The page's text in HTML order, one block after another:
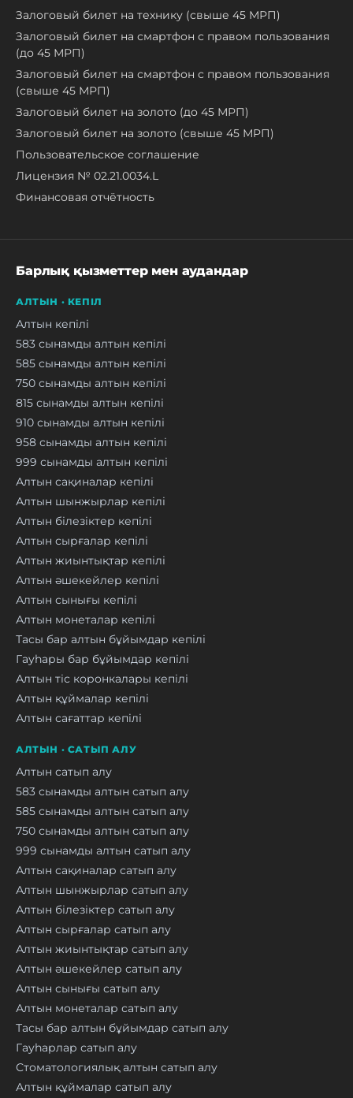
Залоговый билет на технику (свыше 45 МРП)
Залоговый билет на смартфон с правом пользования
(до 45 МРП)
Залоговый билет на смартфон с правом пользования
(свыше 45 МРП)
Залоговый билет на золото (до 45 МРП)
Залоговый билет на золото (свыше 45 МРП)
Пользовательское соглашение
Лицензия № 02.21.0034.L
Финансовая отчётность
Барлық қызметтер мен аудандар
АЛТЫН · КЕПІЛ
Алтын кепілі
583 сынамды алтын кепілі
585 сынамды алтын кепілі
750 сынамды алтын кепілі
815 сынамды алтын кепілі
910 сынамды алтын кепілі
958 сынамды алтын кепілі
999 сынамды алтын кепілі
Алтын сақиналар кепілі
Алтын шынжырлар кепілі
Алтын білезіктер кепілі
Алтын сырғалар кепілі
Алтын жиынтықтар кепілі
Алтын әшекейлер кепілі
Алтын сынығы кепілі
Алтын монеталар кепілі
Тасы бар алтын бұйымдар кепілі
Гауһары бар бұйымдар кепілі
Алтын тіс коронкалары кепілі
Алтын құймалар кепілі
Алтын сағаттар кепілі
АЛТЫН · САТЫП АЛУ
Алтын сатып алу
583 сынамды алтын сатып алу
585 сынамды алтын сатып алу
750 сынамды алтын сатып алу
999 сынамды алтын сатып алу
Алтын сақиналар сатып алу
Алтын шынжырлар сатып алу
Алтын білезіктер сатып алу
Алтын сырғалар сатып алу
Алтын жиынтықтар сатып алу
Алтын әшекейлер сатып алу
Алтын сынығы сатып алу
Алтын монеталар сатып алу
Тасы бар алтын бұйымдар сатып алу
Гауһарлар сатып алу
Стоматологиялық алтын сатып алу
Алтын құймалар сатып алу